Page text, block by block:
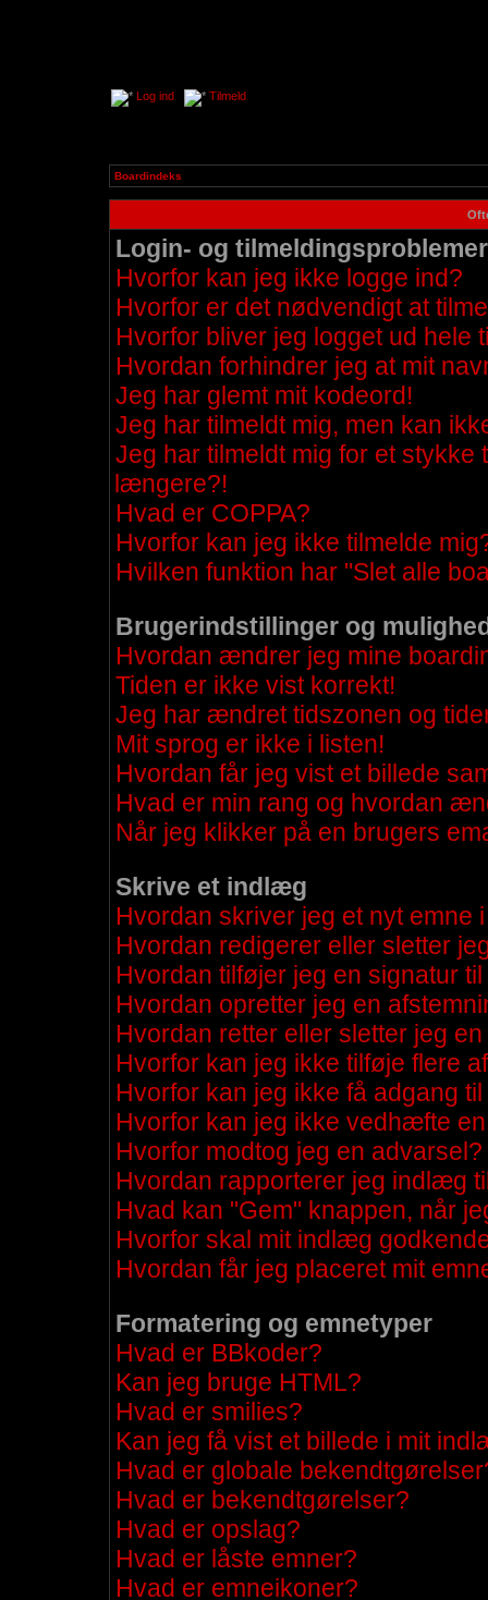
Log ind Tilmeld
Boardindeks
Login- og tilmeldingsproblemer
Hvorfor kan jeg ikke logge ind?
Hvorfor er det nødvendigt at
Hvorfor bliver jeg logget ud hele
Hvordan forhindrer jeg at mit
Jeg har glemt mit kodeord!
Jeg har tilmeldt mig, men kan
Jeg har tilmeldt mig for et
længere?!
Hvad er COPPA?
Hvorfor kan jeg ikke tilmelde
Hvilken funktion har "Slet alle
Brugerindstillinger og
Hvordan ændrer jeg mine
Tiden er ikke vist korrekt!
Jeg har ændret tidszonen og
Mit sprog er ikke i listen!
Hvordan får jeg vist et billede
Hvad er min rang og hvordan
Når jeg klikker på en brugers
Skrive et indlæg
Hvordan skriver jeg et nyt emne
Hvordan redigerer eller sletter
Hvordan tilføjer jeg en signatur
Hvordan opretter jeg en
Hvordan retter eller sletter jeg
Hvorfor kan jeg ikke tilføje flere
Hvorfor kan jeg ikke få adgang
Hvorfor kan jeg ikke vedhæfte
Hvorfor modtog jeg en advarsel?
Hvordan rapporterer jeg indlæg
Hvad kan "Gem" knappen, når
Hvorfor skal mit indlæg
Hvordan får jeg placeret mit
Formatering og emnetyper
Hvad er BBkoder?
Kan jeg bruge HTML?
Hvad er smilies?
Kan jeg få vist et billede i mit
Hvad er globale
Hvad er bekendtgørelser?
Hvad er opslag?
Hvad er låste emner?
Hvad er emneikoner?